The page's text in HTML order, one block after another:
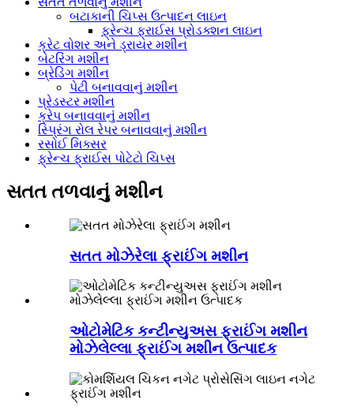
બટાકાની ચિપ્સ ઉત્પાદન લાઇન
ફ્રેન્ચ ફ્રાઈસ પ્રોડક્શન લાઇન
ક્રેટ વોશર અને ડ્રાયર મશીન
બેટરિંગ મશીન
બ્રેડિંગ મશીન
પેટી બનાવવાનું મશીન
પ્રેડસ્ટર મશીન
ક્રેપ બનાવવાનું મશીન
સ્પ્રિંગ રોલ રેપર બનાવવાનું મશીન
રસોઈ મિક્સર
ફ્રેન્ચ ફ્રાઈસ પોટેટો ચિપ્સ
સતત તળવાનું મશીન
સતત મોઝેરેલા ફ્રાઈંગ મશીન
ઓટોમેટિક કન્ટીન્યુઅસ ફ્રાઈંગ મશીન
મોઝેલેલ્લા ફ્રાઈંગ મશીન ઉત્પાદક